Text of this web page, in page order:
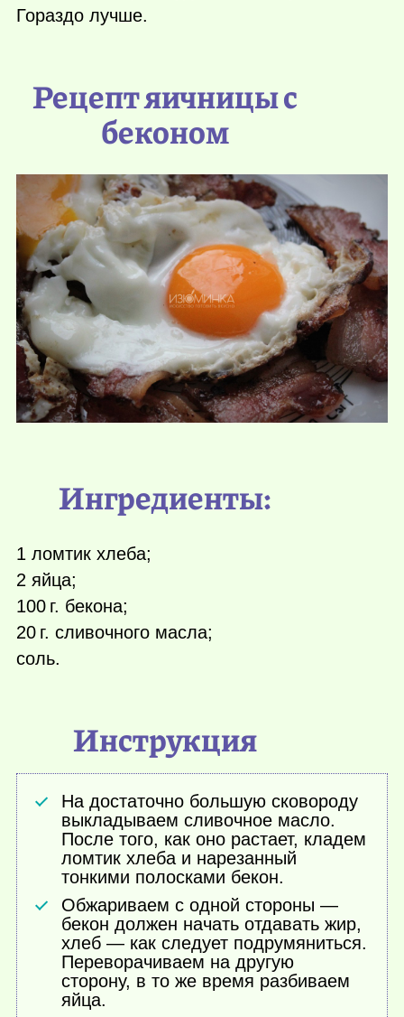
Гораздо лучше.
Рецепт яичницы с
беконом
Ингредиенты:
1 ломтик хлеба;
2 яйца;
100 г. бекона;
20 г. сливочного масла;
соль.
Инструкция
На достаточно большую сковороду
выкладываем сливочное масло.
После того, как оно растает, кладем
ломтик хлеба и нарезанный
тонкими полосками бекон.
Обжариваем с одной стороны —
бекон должен начать отдавать жир,
хлеб — как следует подрумяниться.
Переворачиваем на другую
сторону, в то же время разбиваем
яйца.